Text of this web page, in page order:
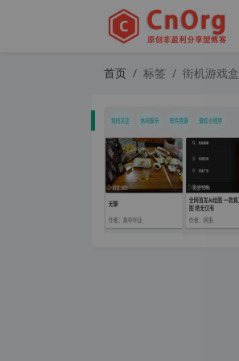
首页 标签 街机游戏盒